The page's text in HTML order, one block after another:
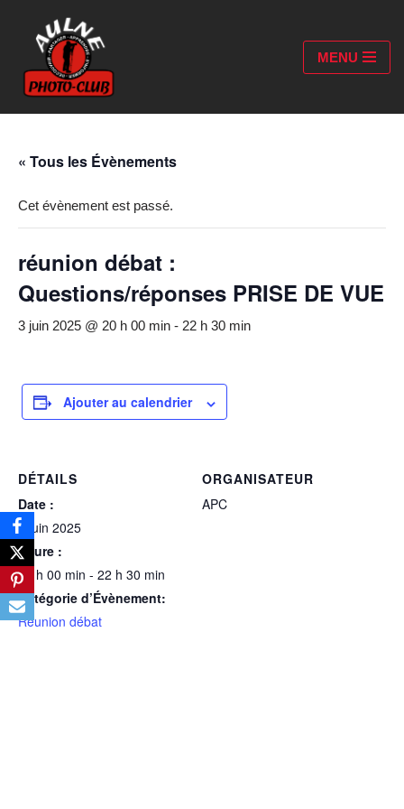
Aller
au
contenu
MENU
« Tous les Évènements
Cet évènement est passé.
réunion débat :
Questions/réponses PRISE DE VUE
3 juin 2025 @ 20 h 00 min - 22 h 30 min
Ajouter au calendrier
DÉTAILS
Date :
3 juin 2025
Heure :
20 h 00 min - 22 h 30 min
Catégorie d’Évènement:
Réunion débat
ORGANISATEUR
APC